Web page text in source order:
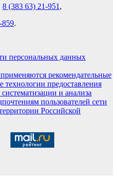
8 (383 63) 21-951 ,
859.
персональных данных
рекомендательные
предоставления
и анализа
пользователей сети
Российской